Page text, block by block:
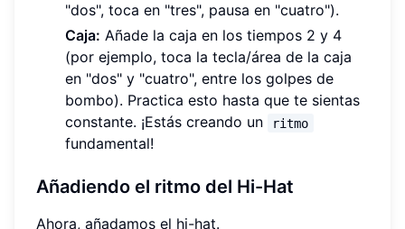
"dos", toca en "tres", pausa en "cuatro").
Caja: Añade la caja en los tiempos 2 y 4
(por ejemplo, toca la tecla/área de la caja
en "dos" y "cuatro", entre los golpes de
bombo). Practica esto hasta que te sientas
constante. ¡Estás creando un
ritmo
fundamental!
Añadiendo el ritmo del Hi-Hat
Ahora, añadamos el hi-hat.